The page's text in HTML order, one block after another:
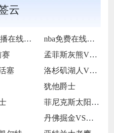
云
NBA直播在线观看
nba免费在线高清直播
赛
孟菲斯灰熊VS迈阿密热火
塞
洛杉矶湖人VS波特兰开拓者
犹他爵士
菲尼克斯太阳VS洛杉矶快船
丹佛掘金VS芝加哥公牛